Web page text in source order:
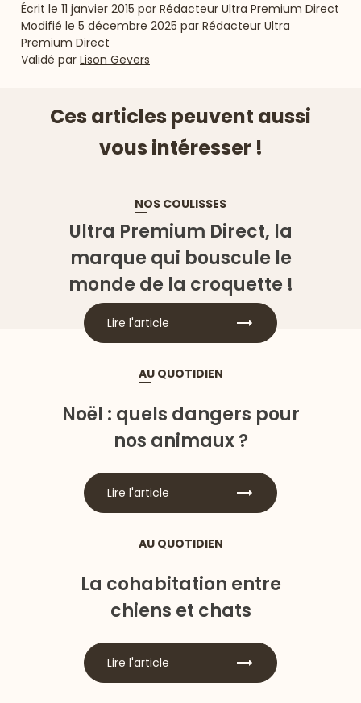
Écrit le 11 janvier 2015 par Rédacteur Ultra Premium Direct
Modifié le 5 décembre 2025 par Rédacteur Ultra
Premium Direct
Validé par Lison Gevers
Ces articles peuvent aussi
vous intéresser !
NOS COULISSES
Ultra Premium Direct, la
marque qui bouscule le
monde de la croquette !
Lire l'article
AU QUOTIDIEN
Noël : quels dangers pour
nos animaux ?
Lire l'article
AU QUOTIDIEN
La cohabitation entre
chiens et chats
Lire l'article